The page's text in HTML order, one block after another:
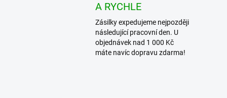
A RYCHLE
Zásilky expedujeme nejpozději
následující pracovní den. U
objednávek nad 1 000 Kč
máte navíc dopravu zdarma!